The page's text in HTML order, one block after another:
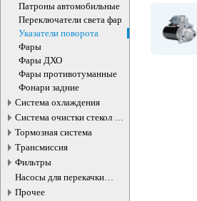
Патроны автомобильные
Переключатели света фар
Указатели поворота
Фары
Фары ДХО
Фары противотуманные
Фонари задние
Система охлаждения
Система очистки стекол и
фар
Тормозная система
Трансмиссия
Фильтры
Насосы для перекачки
жидкостей
Прочее